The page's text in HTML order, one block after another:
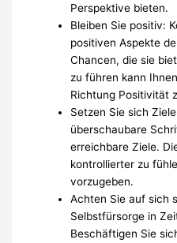
Perspektive bieten.
Bleiben Sie positiv:
positiven Aspekte
Chancen, die sie
zu führen kann
Richtung Positivität
Setzen Sie sich
überschaubare
erreichbare Ziele.
kontrollierter zu
vorzugeben.
Achten Sie auf sich
Selbstfürsorge in
Beschäftigen Sie